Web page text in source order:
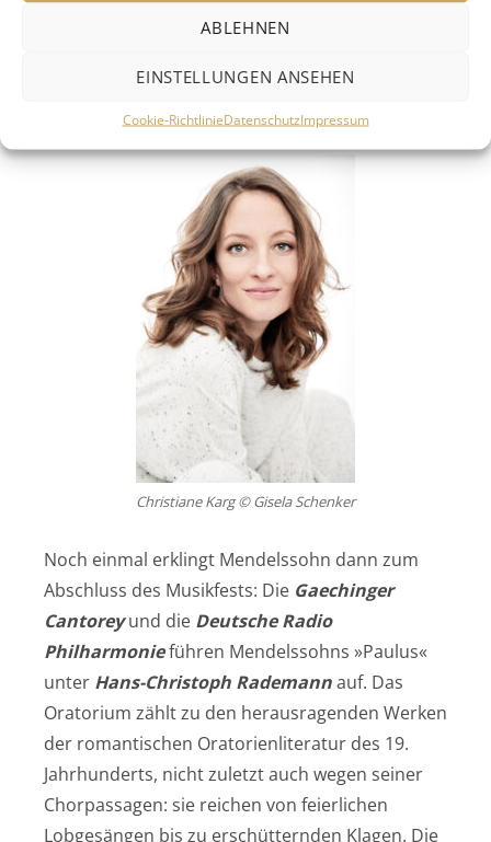
ABLEHNEN
EINSTELLUNGEN ANSEHEN
Cookie-RichtlinieDatenschutzImpressum
Originalklangensemble Le Cercle de l’Harmonie,
Mendelssohns »Sommernachtstraum« führt (7.
Juni im Theaterhaus).
Christiane Karg © Gisela Schenker
Noch einmal erklingt Mendelssohn dann zum
Abschluss des Musikfests: Die Gaechinger
Cantoreyund die Deutsche Radio
Philharmonieführen Mendelssohns »Paulus«
unter Hans-Christoph Rademannauf. Das
Oratorium zählt zu den herausragenden Werken
der romantischen Oratorienliteratur des 19.
Jahrhunderts, nicht zuletzt auch wegen seiner
Chorpassagen: sie reichen von feierlichen
Lobgesängen bis zu erschütternden Klagen. Die